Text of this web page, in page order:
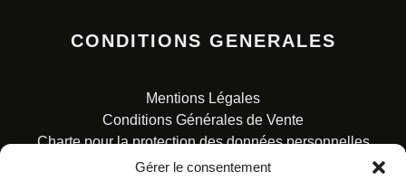
Gérer le consentement
CONDITIONS GENERALES
Mentions Légales
Conditions Générales de Vente
Charte pour la protection des données personnelles